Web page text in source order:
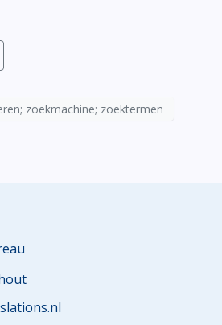
zoekmachine; zoektermen